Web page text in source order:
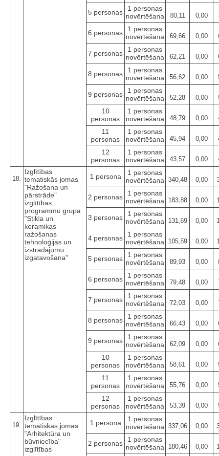
5 personas
1 personas
novērtēšana
80,11 0,00
6 personas
1 personas
novērtēšana
69,66 0,00
7 personas
1 personas
novērtēšana
62,21 0,00
8 personas
1 personas
novērtēšana
56,62 0,00
9 personas
1 personas
novērtēšana
52,28 0,00
10
personas
1 personas
novērtēšana
48,79 0,00
11
personas
1 personas
novērtēšana
45,94 0,00
12
personas
1 personas
novērtēšana
43,57 0,00
18.
Izglītības
tematiskās jomas
"Ražošana un
pārstrāde"
izglītības
programmu grupa
"Stikla un
keramikas
ražošanas
tehnoloģijas un
izstrādājumu
izgatavošana"
1 persona
1 personas
novērtēšana 340,48 0,00
2 personas
1 personas
novērtēšana
183,88 0,00
3 personas
1 personas
novērtēšana
131,69 0,00
4 personas
1 personas
novērtēšana
105,59 0,00
5 personas
1 personas
novērtēšana
89,93 0,00
6 personas
1 personas
novērtēšana
79,48 0,00
7 personas
1 personas
novērtēšana
72,03 0,00
8 personas
1 personas
novērtēšana
66,43 0,00
9 personas
1 personas
novērtēšana
62,09 0,00
10
personas
1 personas
novērtēšana
58,61 0,00
11
personas
1 personas
novērtēšana
55,76 0,00
12
personas
1 personas
novērtēšana
53,39 0,00
19.
Izglītības
tematiskās jomas
"Arhitektūra un
būvniecība"
izglītības
1 persona
1 personas
novērtēšana 337,06 0,00
2 personas
1 personas
novērtēšana
180,46 0,00